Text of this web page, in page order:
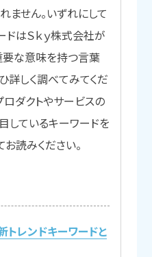
ません。いずれにして
ドはＳｋｙ株式会社が
な意味を持つ言葉
詳しく調べてみてくだ
ロダクトやサービスの
しているキーワードを
読みください。
レンドキーワードと